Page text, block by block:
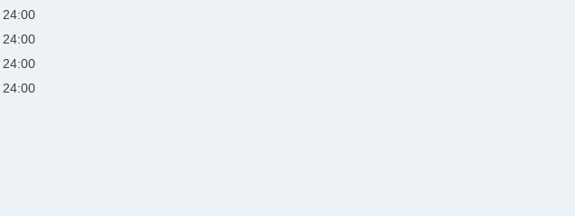
24:00
24:00
24:00
24:00